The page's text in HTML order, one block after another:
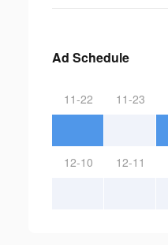
Ad Schedule
11-22 11-23
12-10 12-11